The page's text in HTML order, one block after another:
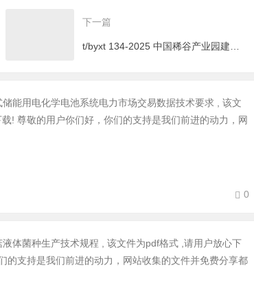
下一篇
能用电化学电池系统电力市场交易数据技术要求 , 该文
! 尊敬的用户你们好，你们的支持是我们前进的动力，网
0
体菌种生产技术规程 , 该文件为pdf格式 ,请用户放心下
的支持是我们前进的动力，网站收集的文件并免费分享都